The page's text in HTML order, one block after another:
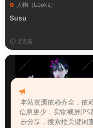
人物（Looks）
Susu
2天前
本站资源依赖齐全，依
信息更少，实物截屏
步分享，搜索框关键词